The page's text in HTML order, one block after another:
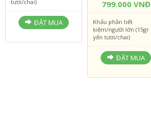
tươi/chai)
ĐẶT MUA
799.000 VNĐ
Khẩu phần tiết
kiệm/người lớn (15gr
yến tươi/chai)
ĐẶT MUA